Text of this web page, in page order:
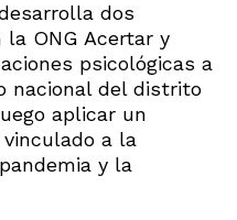
dos
la ONG Acertar y
psicológicas a
nacional del distrito
aplicar un
a la
y la